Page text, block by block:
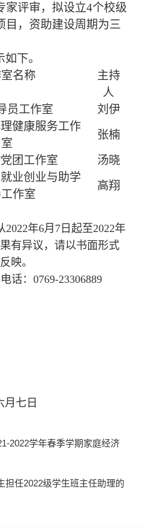
家评审，拟设立4个校级
目，资助建设周期为三
下。
名称
主持
人
员工作室
刘伊
健康服务工作
室
张楠
团工作室
汤晓
业创业与助学
作室
高翔
2022年6月7日起至2022年
有异议，请以书面形式
映。
话：0769-23306889
七日
2022学年春季学期家庭经济
担任2022级学生班主任助理的